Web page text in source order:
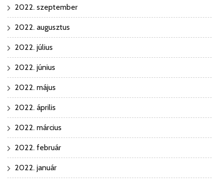
2022. szeptember
2022. augusztus
2022. július
2022. június
2022. május
2022. április
2022. március
2022. február
2022. január